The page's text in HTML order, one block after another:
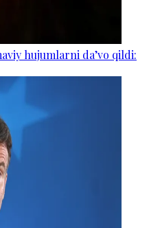
hujumlarni da’vo qildi: